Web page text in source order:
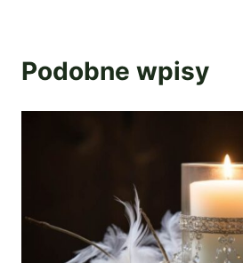
Podobne wpisy